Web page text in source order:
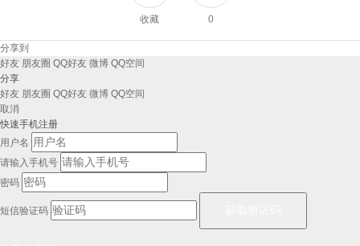
收藏 0
分享到
好友 朋友圈 QQ好友 微博 QQ空间
分享
好友 朋友圈 QQ好友 微博 QQ空间
取消
快速手机注册
用户名
请输入手机号
密码
短信验证码